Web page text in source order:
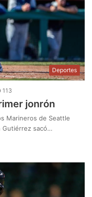
Deportes
113
jonrón
Marineros de Seattle
Gutiérrez sacó…